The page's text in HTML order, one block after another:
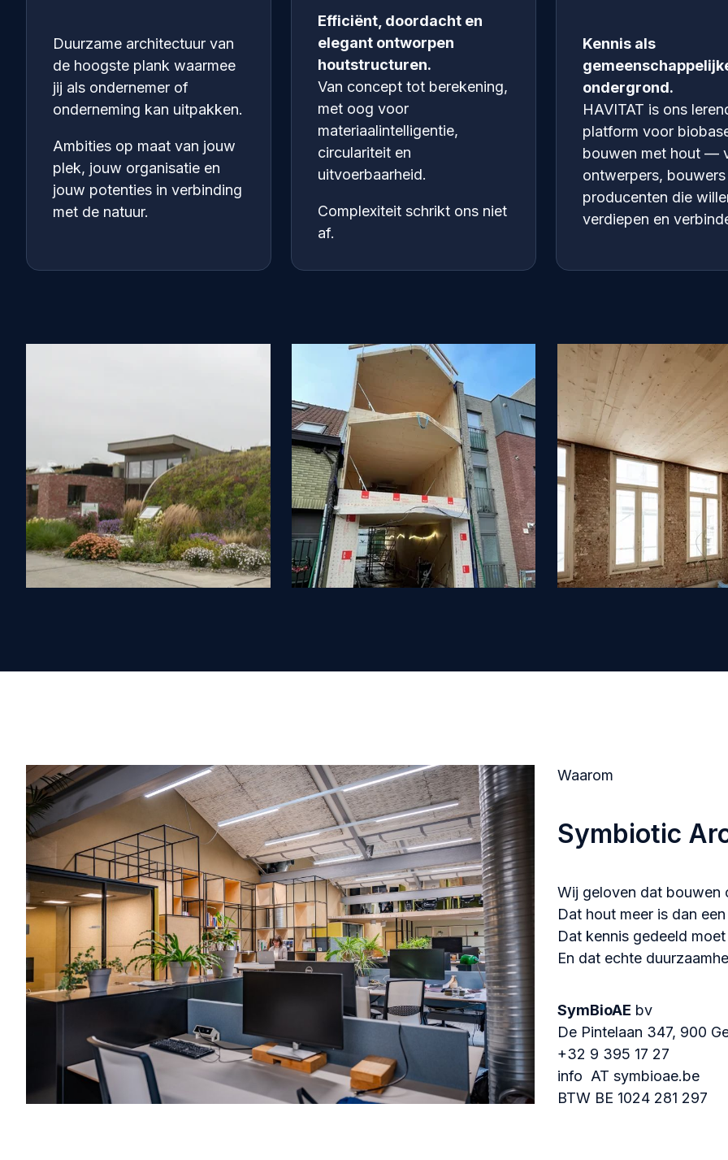
Duurzame architectuur van
de hoogste plank waarmee
jij als ondernemer of
onderneming kan uitpakken.
Ambities op maat van jouw
plek, jouw organisatie en
jouw potenties in verbinding
met de natuur.
Efficiënt, doordacht en
elegant ontworpen
houtstructuren.
Van concept tot berekening,
met oog voor
materiaalintelligentie,
circulariteit en
uitvoerbaarheid.
Complexiteit schrikt ons niet
af.
Kennis als
ondergrond.
HAVITAT is ons
platform voor
bouwen met hout —
ontwerpers, bouwers
producenten die
verdiepen en
Waarom
Symbiotic
Wij geloven dat bouwen
Dat hout meer is dan
Dat kennis gedeeld
En dat echte
SymBioAE bv
De Pintelaan 347, 900
+32 9 395 17 27
info AT symbioae.be
BTW BE 1024 281 297